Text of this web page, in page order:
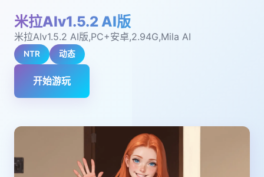
米拉AIv1.5.2 AI版
米拉AIv1.5.2 AI版,PC+安卓,2.94G,Mila AI
NTR 动态
开始游玩